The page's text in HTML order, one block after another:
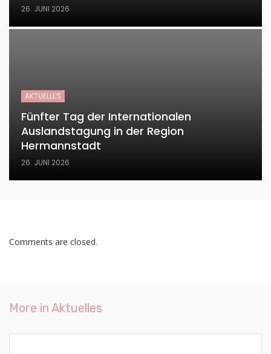
26. JUNI 2026
AKTUELLES
Fünfter Tag der Internationalen
Auslandstagung in der Region
Hermannstadt
26. JUNI 2026
Comments are closed.
More in Aktuelles